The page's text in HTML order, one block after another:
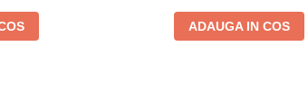
ADAUGA IN COS